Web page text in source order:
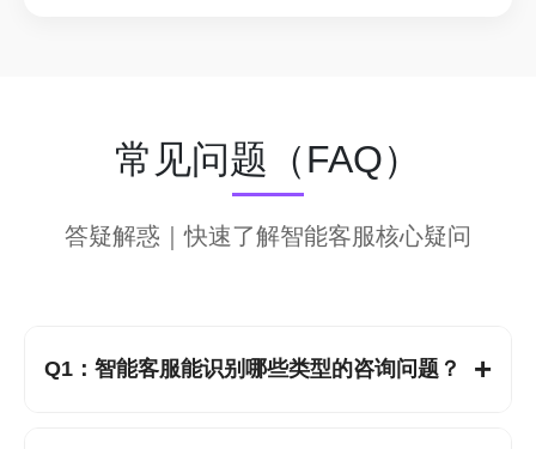
常见问题（FAQ）
答疑解惑｜快速了解智能客服核心疑问
Q1：智能客服能识别哪些类型的咨询问题？